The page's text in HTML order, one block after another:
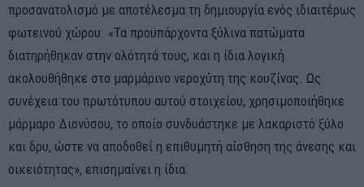
προσανατολισμό με αποτέλεσμα τη δημιουργία ενός ιδιαιτέρως
φωτεινού χώρου. «Τα προϋπάρχοντα ξύλινα πατώματα
διατηρήθηκαν στην ολότητά τους, και η ίδια λογική
ακολουθήθηκε στο μαρμάρινο νεροχύτη της κουζίνας. Ως
συνέχεια του πρωτότυπου αυτού στοιχείου, χρησιμοποιήθηκε
μάρμαρο Διονύσου, το οποίο συνδυάστηκε με λακαριστό ξύλο
και δρυ, ώστε να αποδοθεί η επιθυμητή αίσθηση της άνεσης και
οικειότητας», επισημαίνει η ίδια.